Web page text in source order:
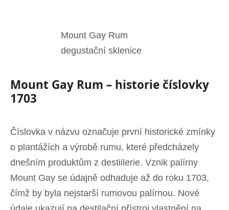
Mount Gay Rum
degustační sklenice
Mount Gay Rum – historie číslovky
1703
Číslovka v názvu označuje první historické zmínky
o plantážích a výrobě rumu, které předcházely
dnešním produktům z destiilerie. Vznik palírny
Mount Gay se údajně odhaduje až do roku 1703,
čímž by byla nejstarší rumovou palírnou. Nové